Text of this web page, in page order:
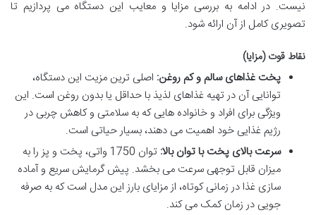
نیست. در ادامه به بررسی مزایا و معایب این دستگاه می پردازیم تا
تصویری کامل از آن ارائه شود.
نقاط قوت (مزایا)
پخت غذاهای سالم و کم روغن: اصلی ترین مزیت این دستگاه،
توانایی آن در تهیه غذاهای لذیذ با حداقل یا بدون روغن است. این
ویژگی برای افراد و خانواده هایی که به سلامتی و کاهش چربی در
رژیم غذایی خود اهمیت می دهند، بسیار حیاتی است.
سرعت بالای پخت با توان بالا:
توان 1750 واتی، پخت و پز را به
میزان قابل توجهی سرعت می بخشد. پیش گرمایش سریع و آماده
سازی غذا در زمانی کوتاه، از مزایای بارز این مدل است که به صرفه
جویی در زمان کمک می کند.